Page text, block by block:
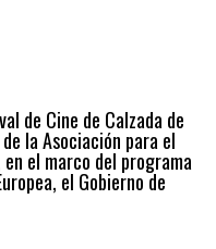
de Cine de Calzada de
la Asociación para el
el marco del programa
el Gobierno de